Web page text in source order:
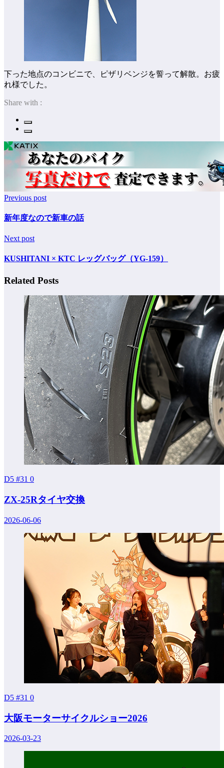
下った地点のコンビニで、ピザリベンジを誓って解散。お疲
れ様でした。
Share with :
Previous post
新年度なので新車の話
Next post
KUSHITANI × KTC レッグバッグ（YG-159）
Related Posts
D5 #31 0
ZX-25Rタイヤ交換
2026-06-06
D5 #31 0
大阪モーターサイクルショー2026
2026-03-23